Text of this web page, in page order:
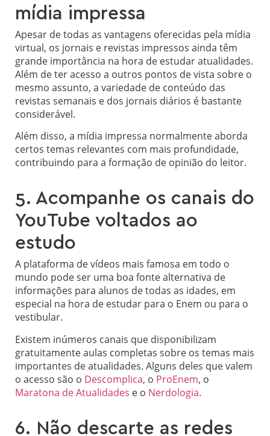
mídia impressa
Apesar de todas as vantagens oferecidas pela mídia
virtual, os jornais e revistas impressos ainda têm
grande importância na hora de estudar atualidades.
Além de ter acesso a outros pontos de vista sobre o
mesmo assunto, a variedade de conteúdo das
revistas semanais e dos jornais diários é bastante
considerável.
Além disso, a mídia impressa normalmente aborda
certos temas relevantes com mais profundidade,
contribuindo para a formação de opinião do leitor.
5. Acompanhe os canais do
YouTube voltados ao
estudo
A plataforma de vídeos mais famosa em todo o
mundo pode ser uma boa fonte alternativa de
informações para alunos de todas as idades, em
especial na hora de estudar para o Enem ou para o
vestibular.
Existem inúmeros canais que disponibilizam
gratuitamente aulas completas sobre os temas mais
importantes de atualidades. Alguns deles que valem
o acesso são o Descomplica, o ProEnem, o
Maratona de Atualidades e o Nerdologia.
6. Não descarte as redes